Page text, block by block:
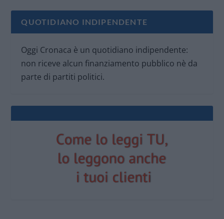
QUOTIDIANO INDIPENDENTE
Oggi Cronaca è un quotidiano indipendente:
non riceve alcun finanziamento pubblico nè da
parte di partiti politici.